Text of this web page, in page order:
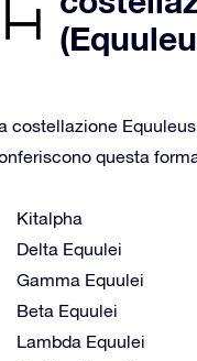
costellazione
questa
Kitalpha
Delta Equulei
Gamma Equulei
Beta Equulei
Lambda Equulei